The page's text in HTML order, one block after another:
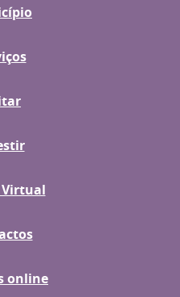
Virtual
online